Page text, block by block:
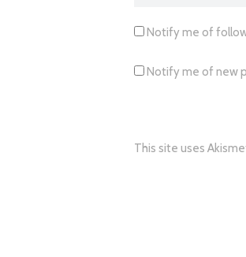
Notify me of
Notify me of new
This site uses